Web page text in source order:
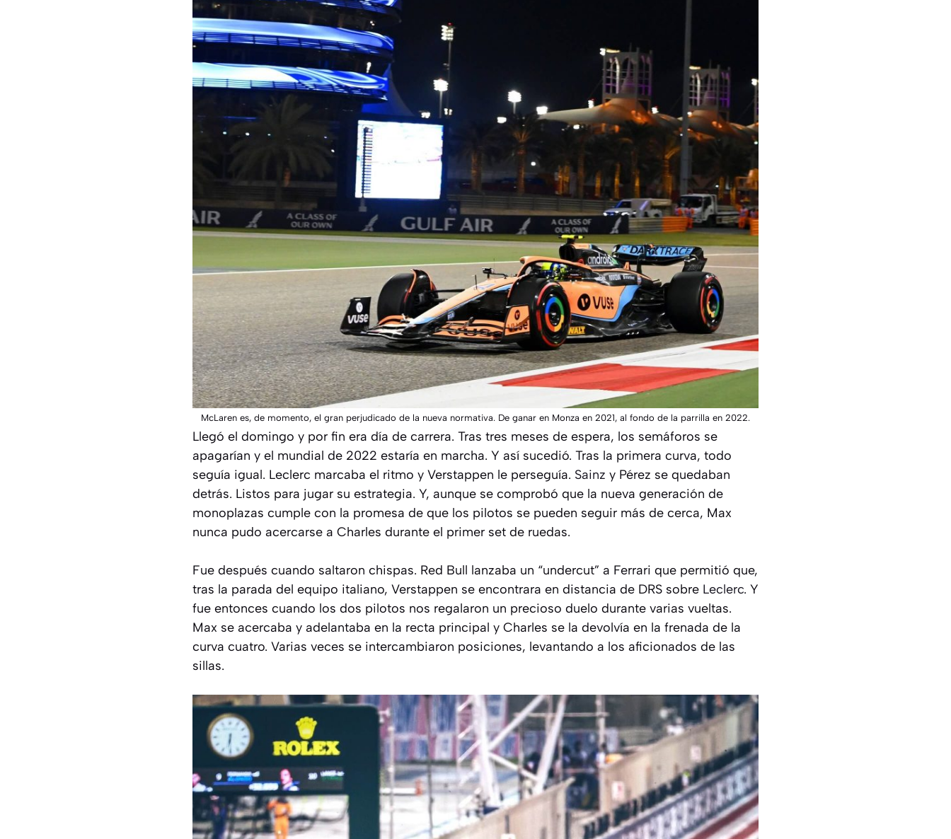
McLaren es, de momento, el gran perjudicado de la nueva normativa. De ganar en Monza en 2021, al fondo de la parrilla en 2022.
Llegó el domingo y por fin era día de carrera. Tras tres meses de espera, los semáforos se
apagarían y el mundial de 2022 estaría en marcha. Y así sucedió. Tras la primera curva, todo
seguía igual. Leclerc marcaba el ritmo y Verstappen le perseguía. Sainz y Pérez se quedaban
detrás. Listos para jugar su estrategia. Y, aunque se comprobó que la nueva generación de
monoplazas cumple con la promesa de que los pilotos se pueden seguir más de cerca, Max
nunca pudo acercarse a Charles durante el primer set de ruedas.
Fue después cuando saltaron chispas. Red Bull lanzaba un “undercut” a Ferrari que permitió que,
tras la parada del equipo italiano, Verstappen se encontrara en distancia de DRS sobre Leclerc. Y
fue entonces cuando los dos pilotos nos regalaron un precioso duelo durante varias vueltas.
Max se acercaba y adelantaba en la recta principal y Charles se la devolvía en la frenada de la
curva cuatro. Varias veces se intercambiaron posiciones, levantando a los aficionados de las
sillas.